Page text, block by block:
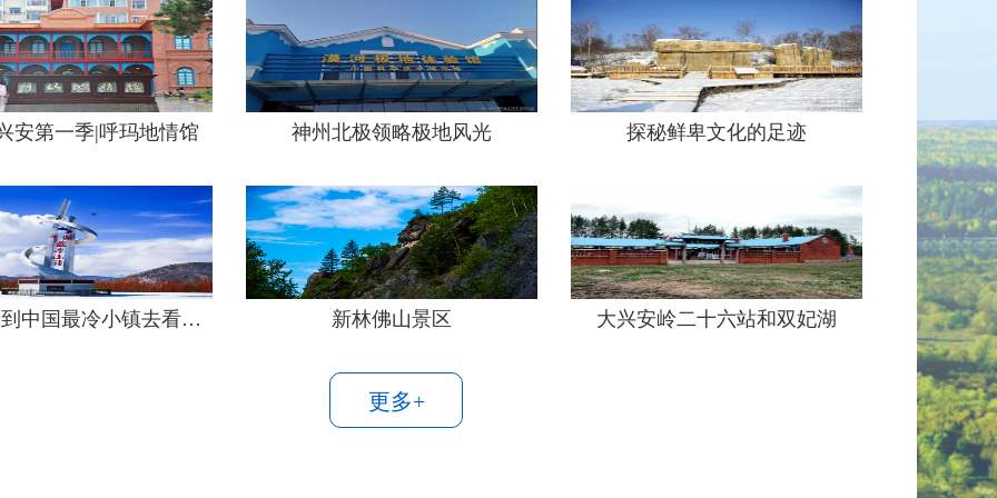
安第一季|呼玛地情馆 神州北极领略极地风光 探秘鲜卑文化的足迹
金秋，请到中国最冷小镇去看雪！ 新林佛山景区 大兴安岭二十六站和双妃湖
更多+